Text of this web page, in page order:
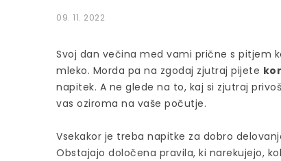
09. 11. 2022
Svoj dan večina med vami prične s pitjem
mleko. Morda pa na zgodaj zjutraj pijete
napitek. A ne glede na to, kaj si zjutraj
vas oziroma na vaše počutje.
Vsekakor je treba napitke za dobro
Obstajajo določena pravila, ki narekujejo,